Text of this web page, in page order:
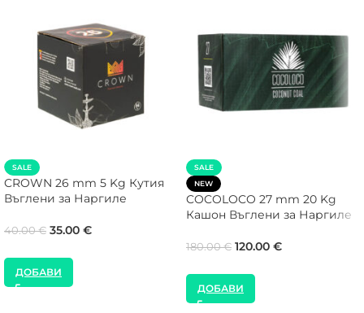
SALE
CROWN 26 mm 5 Kg Кутия
Въглени за Наргиле
40.00€ 35.00 €
ДОБАВИ
SALE
NEW
COCOLOCO 27 mm 20 Kg
Кашон Въглени за Наргиле
180.00€ 120.00 €
ДОБАВИ